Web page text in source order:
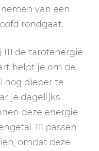
van een
rondgaat.
de tarotenergie
helpt je om de
nog dieper te
je dagelijks
deze energie
111 passen
omdat deze